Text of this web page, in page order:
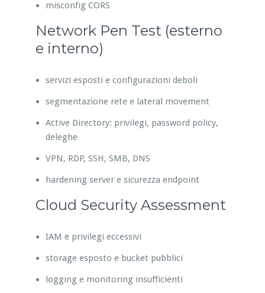
misconfig CORS
Network Pen Test (esterno
e interno)
servizi esposti e configurazioni deboli
segmentazione rete e lateral movement
Active Directory: privilegi, password policy,
deleghe
VPN, RDP, SSH, SMB, DNS
hardening server e sicurezza endpoint
Cloud Security Assessment
IAM e privilegi eccessivi
storage esposto e bucket pubblici
logging e monitoring insufficienti